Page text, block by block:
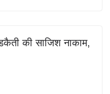
की साजिश नाकाम,